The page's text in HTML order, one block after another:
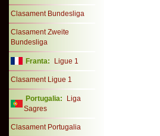
Clasament Bundesliga
Clasament Zweite
Bundesliga
Franta: Ligue 1
Clasament Ligue 1
Portugalia:
Liga
Sagres
Clasament Portugalia